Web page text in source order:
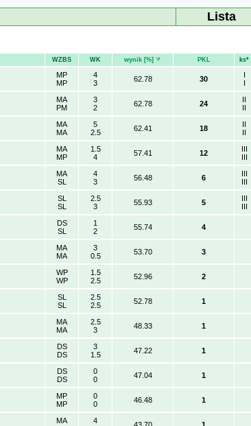
Lista
WZBS WK wynik [%] PKL ks*
MP
MP
4
3
62.78 30
I
I
MA
PM
3
2
62.78 24
II
II
MA
MA
5
2.5
62.41 18
II
II
MA
MP
1.5
4
57.41 12
III
III
MA
SL
4
3
56.48 6
III
III
SL
SL
2.5
3
55.93 5
III
III
DS
SL
1
2
55.74 4
MA
MA
3
0.5
53.70 3
WP
WP
1.5
2.5
52.96 2
SL
SL
2.5
2.5
52.78 1
MA
MA
2.5
3
48.33 1
DS
DS
3
1.5
47.22 1
DS
DS
0
0
47.04 1
MP
MP
0
0
46.48 1
MA
4